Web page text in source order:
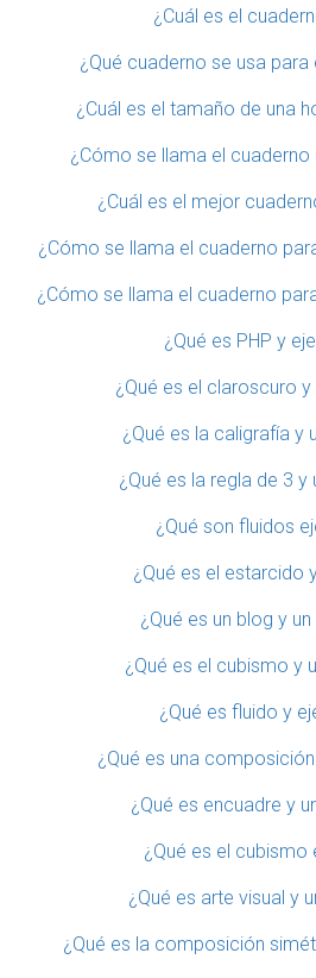
¿Cuál es el
¿Qué cuaderno se usa para
¿Cuál es el tamaño de una
¿Cómo se llama el cuaderno
¿Cuál es el mejor
¿Cómo se llama el cuaderno
¿Cómo se llama el cuaderno
¿Qué es PHP y
¿Qué es el claroscuro
¿Qué es la caligrafía y
¿Qué es la regla de 3 y
¿Qué son fluidos
¿Qué es el estarcido
¿Qué es un blog y
¿Qué es el cubismo y
¿Qué es fluido y
¿Qué es una
¿Qué es encuadre y
¿Qué es el cubismo
¿Qué es arte visual y
¿Qué es la composición